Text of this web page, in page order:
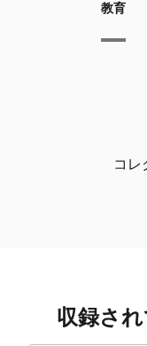
教育
コレ
収録さ